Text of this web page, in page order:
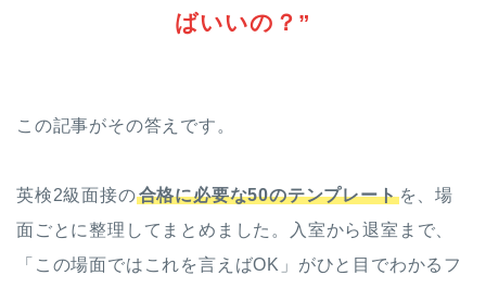
ばいいの？”
この記事がその答えです。
英検2級面接の合格に必要な50のテンプレートを、場
面ごとに整理してまとめました。入室から退室まで、
「この場面ではこれを言えばOK」がひと目でわかるフ